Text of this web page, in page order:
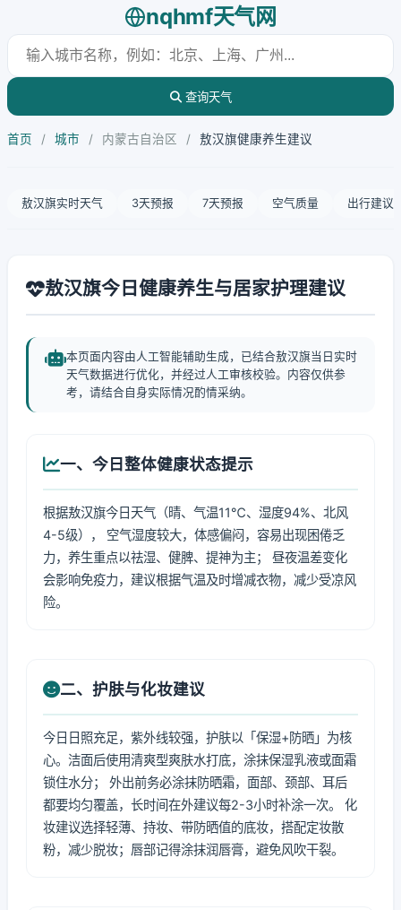
nqhmf天气网
查询天气
首页 / 城市 / 内蒙古自治区 / 敖汉旗健康养生建议
敖汉旗实时天气 3天预报 7天预报 空气质量 出行建议
敖汉旗今日健康养生与居家护理建议
本页面内容由人工智能辅助生成，已结合敖汉旗当日实时
天气数据进行优化，并经过人工审核校验。内容仅供参
考，请结合自身实际情况酌情采纳。
一、今日整体健康状态提示
根据敖汉旗今日天气（晴、气温11℃、湿度94%、北风
4-5级）， 空气湿度较大，体感偏闷，容易出现困倦乏
力，养生重点以祛湿、健脾、提神为主； 昼夜温差变化
会影响免疫力，建议根据气温及时增减衣物，减少受凉风
险。
二、护肤与化妆建议
今日日照充足，紫外线较强，护肤以「保湿+防晒」为核
心。洁面后使用清爽型爽肤水打底，涂抹保湿乳液或面霜
锁住水分； 外出前务必涂抹防晒霜，面部、颈部、耳后
都要均匀覆盖，长时间在外建议每2-3小时补涂一次。 化
妆建议选择轻薄、持妆、带防晒值的底妆，搭配定妆散
粉，减少脱妆；唇部记得涂抹润唇膏，避免风吹干裂。